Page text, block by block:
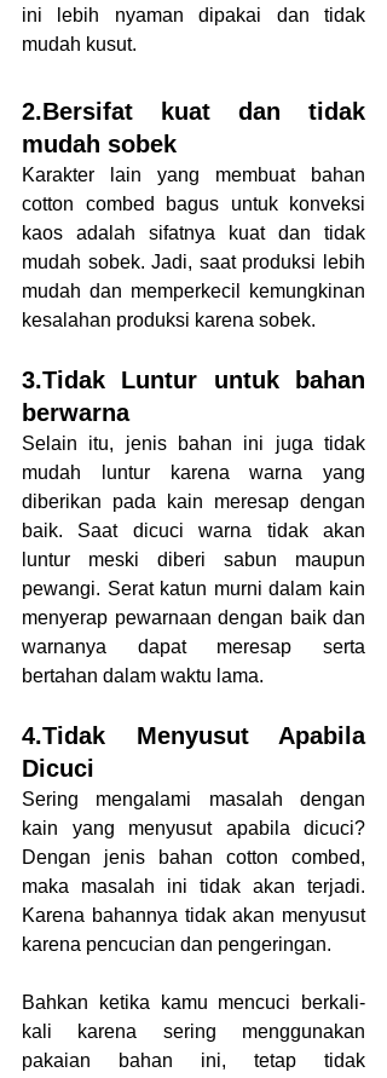
ini lebih nyaman dipakai dan tidak
mudah kusut.
2.Bersifat kuat dan tidak
mudah sobek
Karakter lain yang membuat bahan
cotton combed bagus untuk konveksi
kaos adalah sifatnya kuat dan tidak
mudah sobek. Jadi, saat produksi lebih
mudah dan memperkecil kemungkinan
kesalahan produksi karena sobek.
3.Tidak Luntur untuk bahan
berwarna
Selain itu, jenis bahan ini juga tidak
mudah luntur karena warna yang
diberikan pada kain meresap dengan
baik. Saat dicuci warna tidak akan
luntur meski diberi sabun maupun
pewangi. Serat katun murni dalam kain
menyerap pewarnaan dengan baik dan
warnanya dapat meresap serta
bertahan dalam waktu lama.
4.Tidak Menyusut Apabila
Dicuci
Sering mengalami masalah dengan
kain yang menyusut apabila dicuci?
Dengan jenis bahan cotton combed,
maka masalah ini tidak akan terjadi.
Karena bahannya tidak akan menyusut
karena pencucian dan pengeringan.
Bahkan ketika kamu mencuci berkali-
kali karena sering menggunakan
pakaian bahan ini, tetap tidak